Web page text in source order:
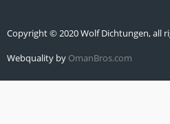
Copyright © 2020 Wolf Dichtungen, all
Webquality by OmanBros.com